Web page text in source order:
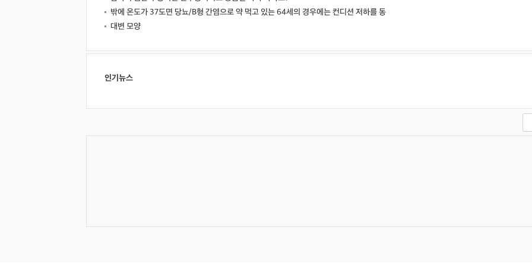
밖에 온도가 37도면 당뇨/B형 간염으로 약 먹고 있는 64세의 경우에는 컨디션 저하를 동
대변 모양
인기뉴스